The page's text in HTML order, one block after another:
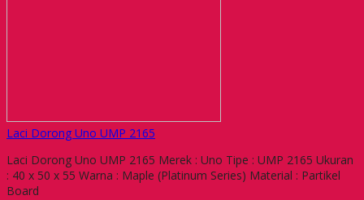
Laci Dorong Uno UMP 2165
Laci Dorong Uno UMP 2165 Merek : Uno Tipe : UMP 2165 Ukuran
: 40 x 50 x 55 Warna : Maple (Platinum Series) Material : Partikel
Board